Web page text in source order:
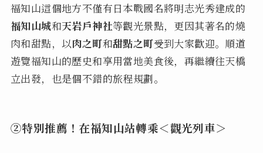
福知山這個地方不僅有日本戰國名將明志光秀建成的
福知山城和天岩戶神社等觀光景點，更因其著名的燒
肉和甜點，以肉之町和甜點之町受到大家歡迎。順道
遊覽福知山的歷史和享用當地美食後，再繼續往天橋
立出發，也是個不錯的旅程規劃。
②特別推薦！在福知山站轉乘＜觀光列車＞